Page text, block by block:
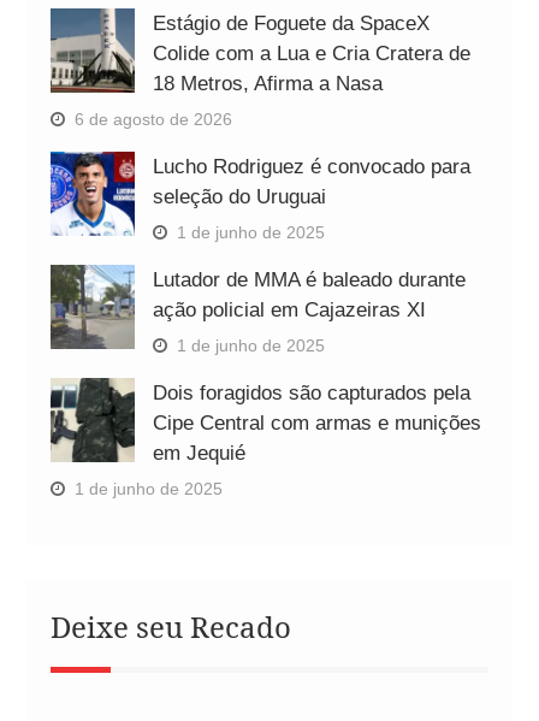
Estágio de Foguete da SpaceX
Colide com a Lua e Cria Cratera de
18 Metros, Afirma a Nasa
6 de agosto de 2026
Lucho Rodriguez é convocado para
seleção do Uruguai
1 de junho de 2025
Lutador de MMA é baleado durante
ação policial em Cajazeiras XI
1 de junho de 2025
Dois foragidos são capturados pela
Cipe Central com armas e munições
em Jequié
1 de junho de 2025
Deixe seu Recado